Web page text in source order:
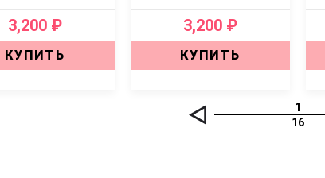
3,200 ₽
КУПИТЬ
3,200 ₽
КУПИТЬ
1
16